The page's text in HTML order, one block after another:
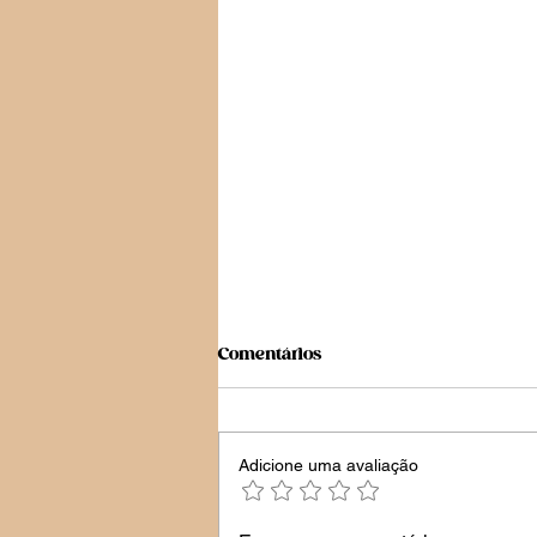
Zumba
Comentários
Adicione uma avaliação